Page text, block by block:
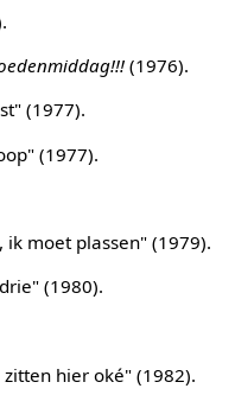
(1976).
(1977).
(1977).
moet plassen" (1979).
(1980).
hier oké" (1982).